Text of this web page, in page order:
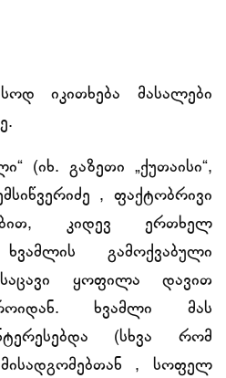
იკითხება მასალები
(იხ. გაზეთი „ქუთაისი“,
, ფაქტობრივი
კიდევ ერთხელ
გამოქვაბული
ყოფილა დავით
ხვამლი მას
(სხვა რომ
, სოფელ